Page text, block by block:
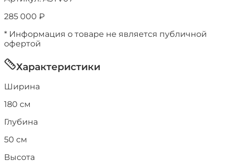
285 000 ₽
* Информация о товаре не является публичной
офертой
Характеристики
Ширина
180 см
Глубина
50 см
Высота